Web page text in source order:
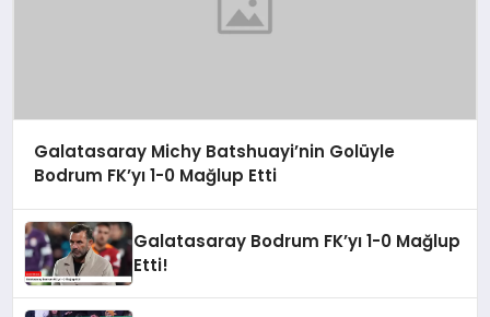
Galatasaray Michy Batshuayi’nin Golüyle
Bodrum FK’yı 1-0 Mağlup Etti
Galatasaray Bodrum FK’yı 1-0 Mağlup
Etti!